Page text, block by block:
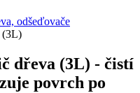
odšeďovače
(3L)
dřeva (3L) - čistí
povrch po